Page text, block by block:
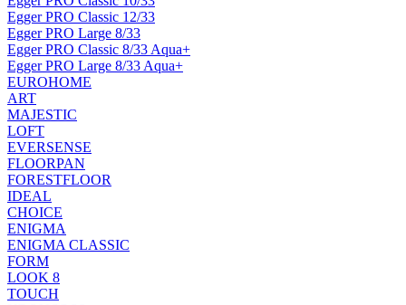
Egger PRO Classic 12/33
Egger PRO Large 8/33
Egger PRO Classic 8/33 Aqua+
Egger PRO Large 8/33 Aqua+
EUROHOME
ART
MAJESTIC
LOFT
EVERSENSE
FLOORPAN
FORESTFLOOR
IDEAL
CHOICE
ENIGMA
ENIGMA CLASSIC
FORM
LOOK 8
TOUCH